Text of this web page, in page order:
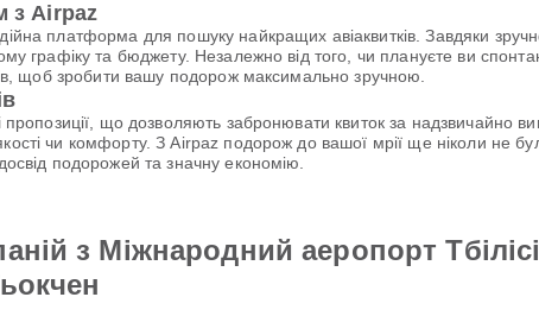
з Airpaz
платформа для пошуку найкращих авіаквитків. Завдяки
графіку та бюджету. Незалежно від того, чи плануєте ви
щоб зробити вашу подорож максимально зручною.
пропозиції, що дозволяють забронювати квиток за надзвичайно
чи комфорту. З Airpaz подорож до вашої мрії ще ніколи не
подорожей та значну економію.
з Міжнародний аеропорт